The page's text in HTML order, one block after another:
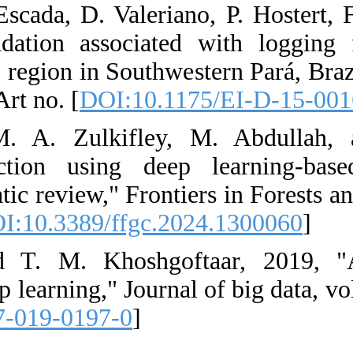
45. T.
2016,
Amazon: the
20, no. 17, pp.
46. I. Md
techniques: a
1300060, Art
47. C.
augmentation